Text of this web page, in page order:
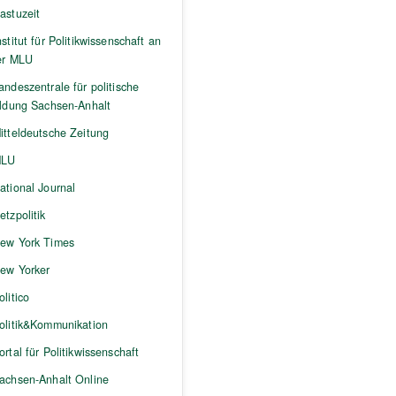
für Politikwissenschaft an
MLU
für politische
Sachsen-Anhalt
Zeitung
Journal
York Times
Yorker
für Politikwissenschaft
Anhalt Online